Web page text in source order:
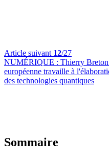
Article suivant 12/27
NUMÉRIQUE : Thierry
européenne travaille à
des technologies quantiques
Sommaire